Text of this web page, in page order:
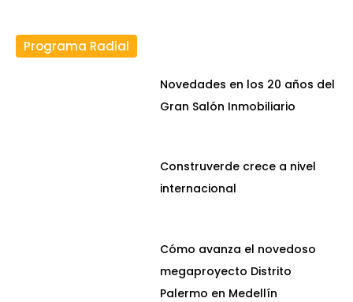
Programa Radial
Novedades en los 20 años del
Gran Salón Inmobiliario
Construverde crece a nivel
internacional
Cómo avanza el novedoso
megaproyecto Distrito
Palermo en Medellín